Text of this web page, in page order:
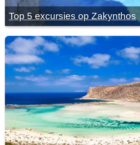
Top 5 excursies op Zakynthos